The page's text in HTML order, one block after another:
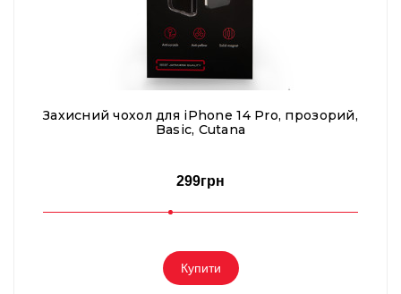
Захисний чохол для iPhone 14 Pro, прозорий,
Basic, Cutana
299грн
Купити